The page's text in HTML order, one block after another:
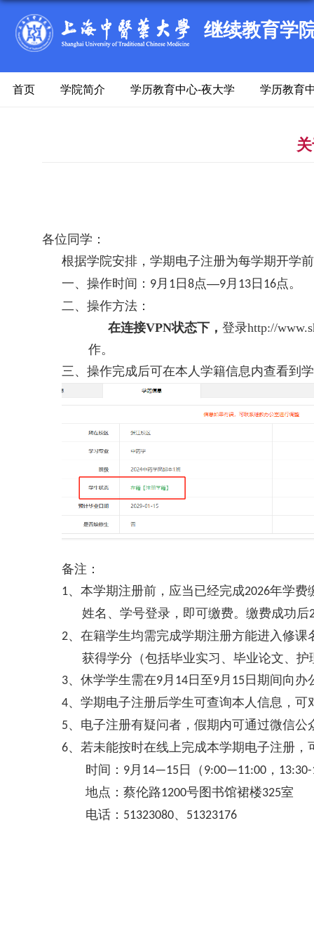
继续教育学
首页 学院简介 学历教育中心-夜大学 学历教育
各位同学：
根据学院安排，学期电子注册为每学期开学
一、操作时间： 9月 1 日8点—9月 13 日 16点。
二、操作方法：
在连接VPN状态下，登录http://
作。
三、操作完成后可在本人学籍信息内查看到
备注：
1、本学期注册前，应当已经完成2026年学费
姓名、学号登录，即可缴费。缴费成功后
2、在籍学生均需完成学期注册方能进入修
获得学分（包括毕业实习、毕业论文、护
3、休学学生需在9月 14 日至9月 15 日期间向办
4、学期电子注册后学生可查询本人信息，
5、电子注册有疑问者，假期内可通过微信
6、若未能按时在线上完成本学期电子注册
时间： 9月 14—15 日（ 9:00—11:00，
地点：蔡伦路1200号图书馆裙楼325室
电话： 51323080、 51323176